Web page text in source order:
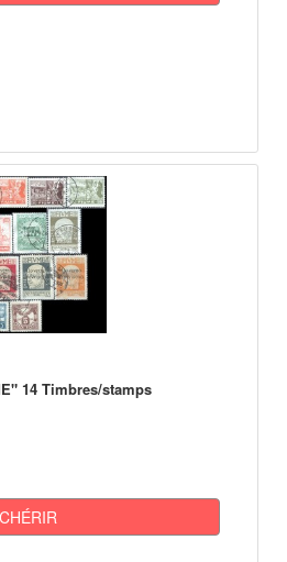
14 Timbres/stamps